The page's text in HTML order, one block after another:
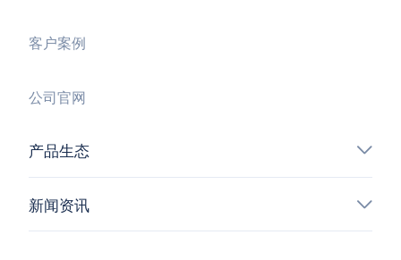
客户案例
公司官网
产品生态
新闻资讯